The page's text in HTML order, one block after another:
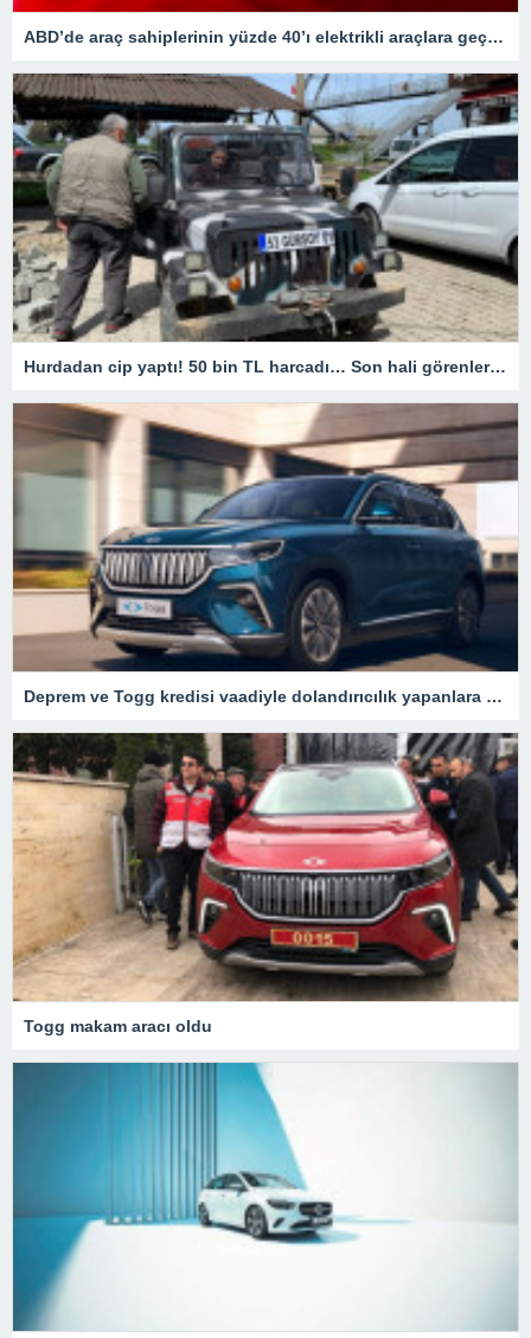
ABD’de araç sahiplerinin yüzde 40’ı elektrikli araçlara geçişi düşünüyor
Hurdadan cip yaptı! 50 bin TL harcadı… Son hali görenleri hayrete düşürdü
Deprem ve Togg kredisi vaadiyle dolandırıcılık yapanlara operasyon – Son Dakika Türkiye Haberleri
Togg makam aracı oldu